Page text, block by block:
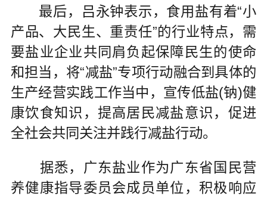
最后，吕永钟表示，食用盐有着“小
产品、大民生、重责任”的行业特点，需
要盐业企业共同肩负起保障民生的使命
和担当，将“减盐”专项行动融合到具体的
生产经营实践工作当中，宣传低盐(钠)健
康饮食知识，提高居民减盐意识，促进
全社会共同关注并践行减盐行动。
据悉，广东盐业作为广东省国民营
养健康指导委员会成员单位，积极响应